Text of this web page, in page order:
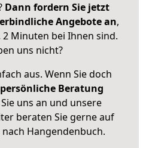
Dann fordern Sie jetzt
Angebote an,
Minuten bei Ihnen sind.
uns nicht?
aus. Wenn Sie doch
persönliche Beratung
uns an und unsere
beraten Sie gerne auf
Hangendenbuch.